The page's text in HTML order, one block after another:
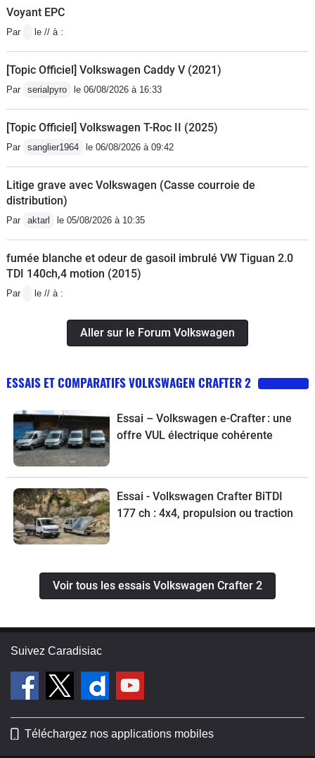
Voyant EPC
Par le // à :
[Topic Officiel] Volkswagen Caddy V (2021)
Par serialpyro le 06/08/2026 à 16:33
[Topic Officiel] Volkswagen T-Roc II (2025)
Par sanglier1964 le 06/08/2026 à 09:42
Litige grave avec Volkswagen (Casse courroie de
distribution)
Par aktarl le 05/08/2026 à 10:35
fumée blanche et odeur de gasoil imbrulé VW Tiguan 2.0
TDI 140ch,4 motion (2015)
Par le // à :
Aller sur le Forum Volkswagen
ESSAIS ET COMPARATIFS VOLKSWAGEN CRAFTER 2
Essai – Volkswagen e-Crafter : une
offre VUL électrique cohérente
Essai - Volkswagen Crafter BiTDI
177 ch : 4x4, propulsion ou traction
Voir tous les essais Volkswagen Crafter 2
Suivez Caradisiac
Téléchargez nos applications mobiles